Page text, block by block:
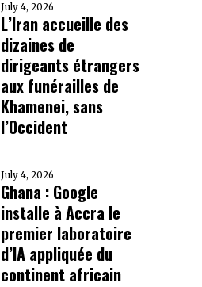
July 4, 2026
L’Iran accueille des
dizaines de
dirigeants étrangers
aux funérailles de
Khamenei, sans
l’Occident
July 4, 2026
Ghana : Google
installe à Accra le
premier laboratoire
d’IA appliquée du
continent africain